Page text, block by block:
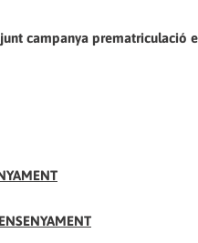
campanya prematriculació